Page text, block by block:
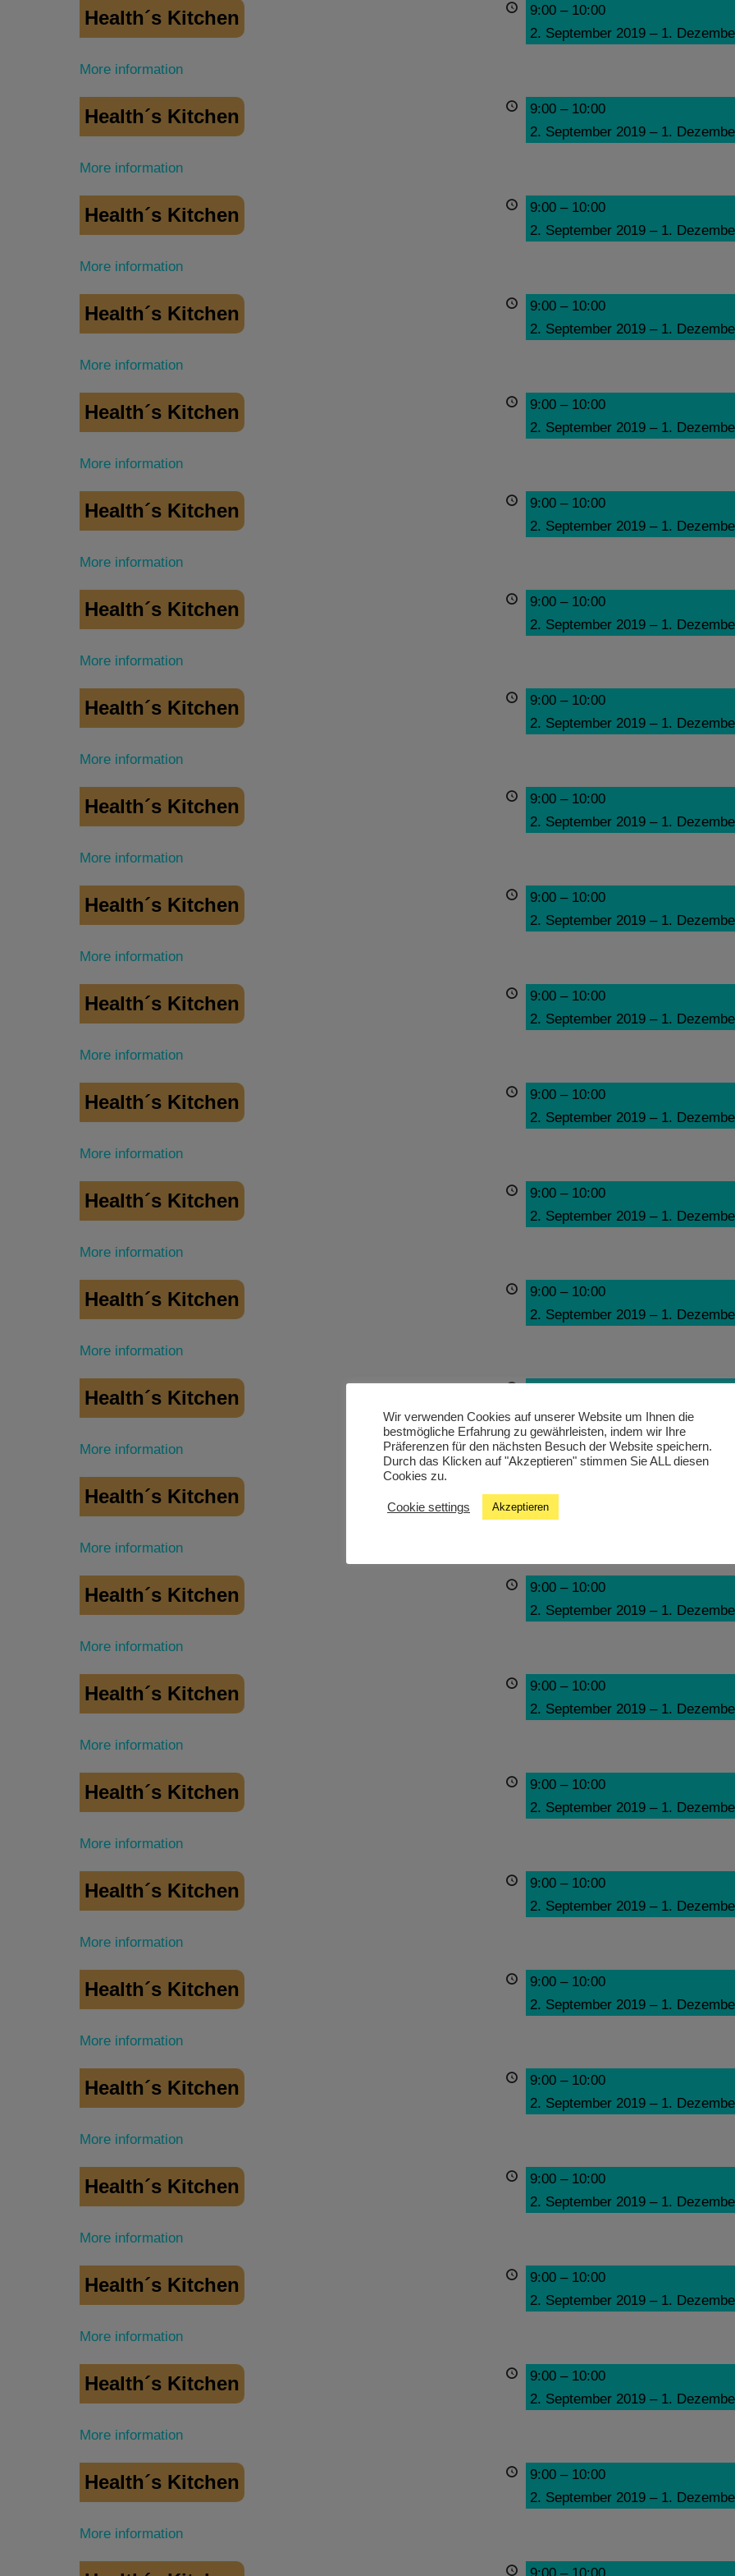
Health´s Kitchen 9:00 – 10:00
2. September 2019 – 1.
More information
Health´s Kitchen 9:00 – 10:00
2. September 2019 – 1.
More information
Health´s Kitchen 9:00 – 10:00
2. September 2019 – 1.
More information
Health´s Kitchen 9:00 – 10:00
2. September 2019 – 1.
More information
Health´s Kitchen 9:00 – 10:00
2. September 2019 – 1.
More information
Health´s Kitchen 9:00 – 10:00
2. September 2019 – 1.
More information
Health´s Kitchen 9:00 – 10:00
2. September 2019 – 1.
More information
Health´s Kitchen 9:00 – 10:00
2. September 2019 – 1.
More information
Health´s Kitchen 9:00 – 10:00
2. September 2019 – 1.
More information
Health´s Kitchen 9:00 – 10:00
2. September 2019 – 1.
More information
Health´s Kitchen 9:00 – 10:00
2. September 2019 – 1.
More information
Health´s Kitchen 9:00 – 10:00
2. September 2019 – 1.
More information
Health´s Kitchen 9:00 – 10:00
2. September 2019 – 1.
More information
Health´s Kitchen 9:00 – 10:00
2. September 2019 – 1.
More information
Health´s Kitchen
2. September 2019 –1.
More information
Health´s Kitchen
2. September 2019
1.
More information
Health´s Kitchen 9:00 – 10:00
2. September 2019 – 1.
More information
Health´s Kitchen 9:00 – 10:00
2. September 2019 – 1.
More information
Health´s Kitchen 9:00 – 10:00
2. September 2019 – 1.
More information
Health´s Kitchen 9:00 – 10:00
2. September 2019 – 1.
More information
Health´s Kitchen 9:00 – 10:00
2. September 2019 – 1.
More information
Health´s Kitchen 9:00 – 10:00
2. September 2019 – 1.
More information
Health´s Kitchen 9:00 – 10:00
2. September 2019 – 1.
More information
Health´s Kitchen 9:00 – 10:00
2. September 2019 – 1.
More information
Health´s Kitchen 9:00 – 10:00
2. September 2019 – 1.
More information
Health´s Kitchen 9:00 – 10:00
2. September 2019 – 1.
More information
Wir verwenden Cookies auf unserer Website um Ihnen die
bestmögliche Erfahrung zu gewährleisten, indem wir Ihre
Präferenzen für den nächsten Besuch der Website speichern.
Durch das Klicken auf "Akzeptieren" stimmen Sie ALL diesen
Cookies zu.
Cookie settings Akzeptieren